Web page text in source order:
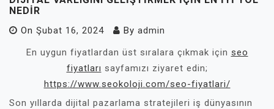
NEDIR
On Şubat 16, 2024 By admin
En uygun fiyatlardan üst sıralara çıkmak için seo
fiyatları sayfamızı ziyaret edin;
https://www.seokoloji.com/seo-fiyatlari/
Son yıllarda dijital pazarlama stratejileri iş dünyasının